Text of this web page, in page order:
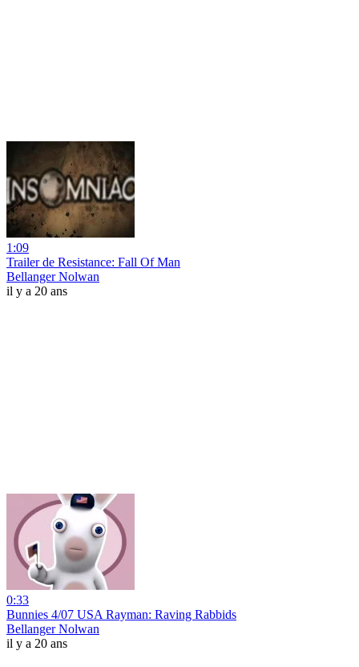
1:09
Trailer de Resistance: Fall Of Man
Bellanger Nolwan
il y a 20 ans
0:33
Bunnies 4/07 USA Rayman: Raving Rabbids
Bellanger Nolwan
il y a 20 ans